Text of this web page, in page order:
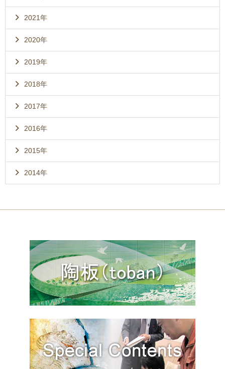
2021年
2020年
2019年
2018年
2017年
2016年
2015年
2014年